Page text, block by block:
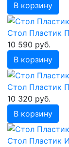
В корзину
Стол Пластик
10 590 руб.
В корзину
Стол Пластик
10 320 руб.
В корзину
Стол Пластик